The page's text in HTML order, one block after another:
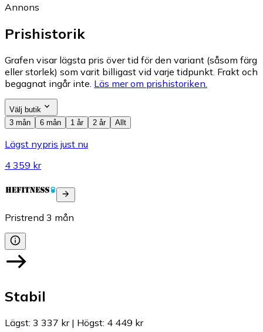
Annons
Prishistorik
Grafen visar lägsta pris över tid för den variant (såsom färg
eller storlek) som varit billigast vid varje tidpunkt. Frakt och
begagnat ingår inte. Läs mer om prishistoriken.
Välj butik
3 mån
6 mån 1 år 2 år Allt
Lägst nypris just nu
4 359 kr
Pristrend 3 mån
Stabil
Lägst: 3 337 kr| Högst: 4 449 kr